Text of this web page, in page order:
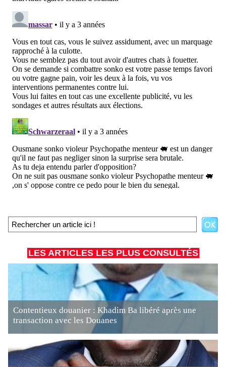
LES ARTICLES LES PLUS CONSULTÉS
Contentieux douanier : Khadim Ba libéré après une
transaction avec les Douanes